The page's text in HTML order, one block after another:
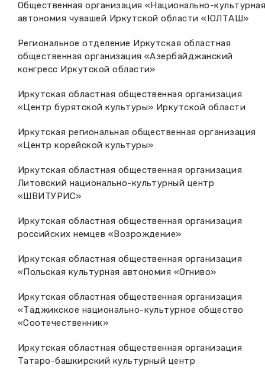
Общественная организация «Национально-
автономия чувашей Иркутской области «ЮЛТАШ»
Региональное отделение Иркутская областная
общественная организация «Азербайджанский
конгресс Иркутской области»
Иркутская областная общественная организация
«Центр бурятской культуры» Иркутской области
Иркутская региональная общественная организация
«Центр корейской культуры»
Иркутская областная общественная организация
Литовский национально-культурный центр
«ШВИТУРИС»
Иркутская областная общественная организация
российских немцев «Возрождение»
Иркутская областная общественная организация
«Польская культурная автономия «Огниво»
Иркутская областная общественная организация
«Таджикское национально-культурное общество
«Соотечественник»
Иркутская областная общественная организация
Татаро-башкирский культурный центр